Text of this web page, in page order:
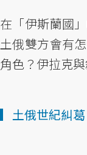
在「伊斯蘭國
土俄雙方會有
角色？伊拉克
▎土俄世紀糾葛